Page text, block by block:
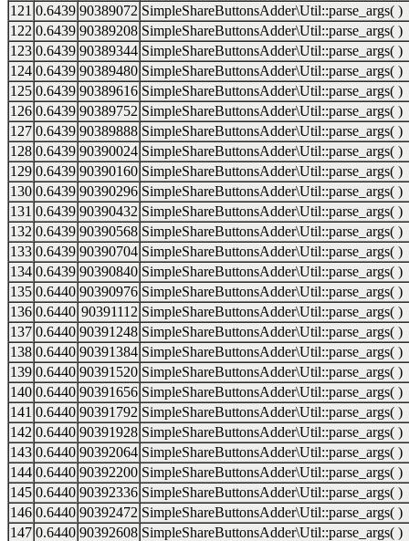
121 0.6439 90389072 SimpleShareButtonsAdder\Util::parse_args( )
122 0.6439 90389208 SimpleShareButtonsAdder\Util::parse_args( )
123 0.6439 90389344 SimpleShareButtonsAdder\Util::parse_args( )
124 0.6439 90389480 SimpleShareButtonsAdder\Util::parse_args( )
125 0.6439 90389616 SimpleShareButtonsAdder\Util::parse_args( )
126 0.6439 90389752 SimpleShareButtonsAdder\Util::parse_args( )
127 0.6439 90389888 SimpleShareButtonsAdder\Util::parse_args( )
128 0.6439 90390024 SimpleShareButtonsAdder\Util::parse_args( )
129 0.6439 90390160 SimpleShareButtonsAdder\Util::parse_args( )
130 0.6439 90390296 SimpleShareButtonsAdder\Util::parse_args( )
131 0.6439 90390432 SimpleShareButtonsAdder\Util::parse_args( )
132 0.6439 90390568 SimpleShareButtonsAdder\Util::parse_args( )
133 0.6439 90390704 SimpleShareButtonsAdder\Util::parse_args( )
134 0.6439 90390840 SimpleShareButtonsAdder\Util::parse_args( )
135 0.6440 90390976 SimpleShareButtonsAdder\Util::parse_args( )
136 0.6440 90391112 SimpleShareButtonsAdder\Util::parse_args( )
137 0.6440 90391248 SimpleShareButtonsAdder\Util::parse_args( )
138 0.6440 90391384 SimpleShareButtonsAdder\Util::parse_args( )
139 0.6440 90391520 SimpleShareButtonsAdder\Util::parse_args( )
140 0.6440 90391656 SimpleShareButtonsAdder\Util::parse_args( )
141 0.6440 90391792 SimpleShareButtonsAdder\Util::parse_args( )
142 0.6440 90391928 SimpleShareButtonsAdder\Util::parse_args( )
143 0.6440 90392064 SimpleShareButtonsAdder\Util::parse_args( )
144 0.6440 90392200 SimpleShareButtonsAdder\Util::parse_args( )
145 0.6440 90392336 SimpleShareButtonsAdder\Util::parse_args( )
146 0.6440 90392472 SimpleShareButtonsAdder\Util::parse_args( )
147 0.6440 90392608 SimpleShareButtonsAdder\Util::parse_args( )